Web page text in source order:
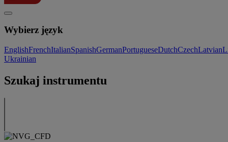
Wybierz język
EnglishFrenchItalianSpanishGermanPortugueseDutchCzechLatvian
Ukrainian
Szukaj instrumentu